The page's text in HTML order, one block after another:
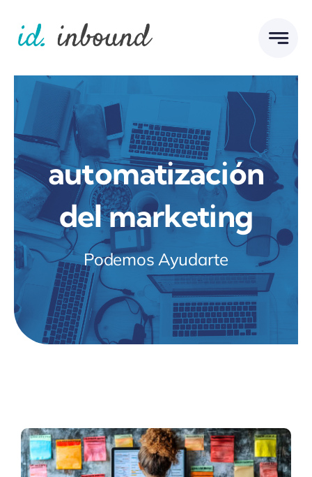
content
automatización
del marketing
Podemos Ayudarte